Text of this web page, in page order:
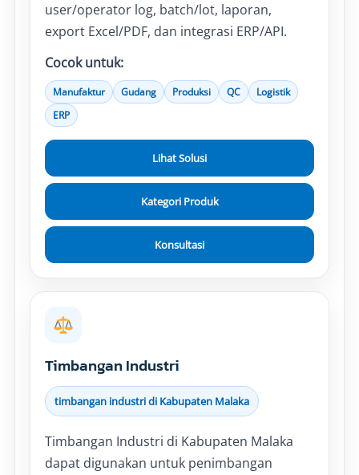
user/operator log, batch/lot, laporan,
export Excel/PDF, dan integrasi ERP/API.
Cocok untuk:
Manufaktur Gudang Produksi QC
Logistik
ERP
Lihat Solusi
Kategori Produk
Konsultasi
Timbangan Industri
timbangan industri di Kabupaten Malaka
Timbangan Industri di Kabupaten Malaka
dapat digunakan untuk penimbangan